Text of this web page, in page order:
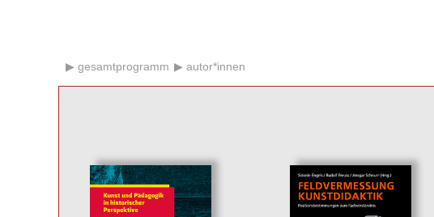
gesamtprogramm autor*innen